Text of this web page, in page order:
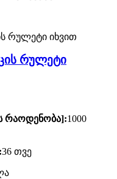
რულეტი
რაოდენობა]:1000
36 თვე